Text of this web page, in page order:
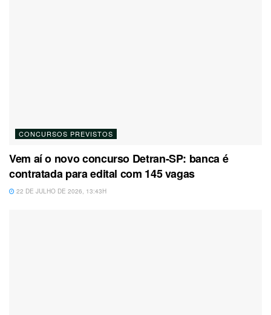
CONCURSOS PREVISTOS
Vem aí o novo concurso Detran-SP: banca é
contratada para edital com 145 vagas
22 DE JULHO DE 2026, 13:43H